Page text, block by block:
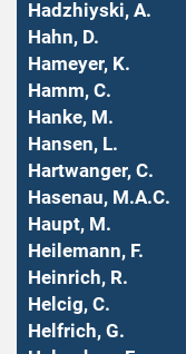
Hadzhiyski, A.
Hahn, D.
Hameyer, K.
Hamm, C.
Hanke, M.
Hansen, L.
Hartwanger, C.
Hasenau, M.A.C.
Haupt, M.
Heilemann, F.
Heinrich, R.
Helcig, C.
Helfrich, G.